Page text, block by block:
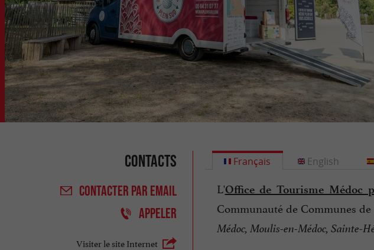
Contacts
CONTACTER PAR EMAIL
APPELER
Visiter le site Internet
Français
L'Office de Tourisme Médoc
Communauté de Communes
Médoc, Moulis-en-Médoc, Sainte-
English